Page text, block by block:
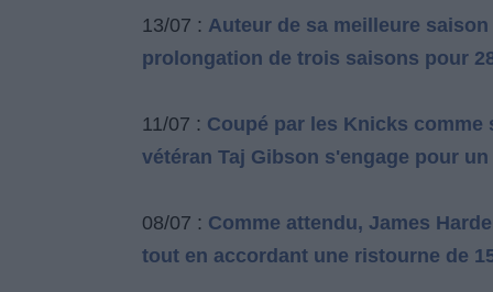
13/07 : Auteur de sa meilleure
prolongation de trois saisons pour
11/07 : Coupé par les Knicks
vétéran Taj Gibson s'engage pour
08/07 : Comme attendu, James
tout en accordant une ristourne de